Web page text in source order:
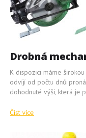
Drobná
K dispozici máme
odvíjí od počtu dnů
dohodnuté výši, která je
Číst více